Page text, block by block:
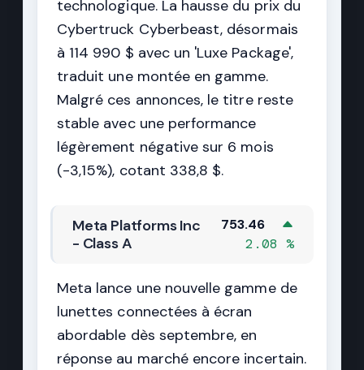
technologique. La hausse du prix du
Cybertruck Cyberbeast, désormais
à 114 990 $ avec un 'Luxe Package',
traduit une montée en gamme.
Malgré ces annonces, le titre reste
stable avec une performance
légèrement négative sur 6 mois
(-3,15%), cotant 338,8 $.
Meta Platforms Inc
- Class A
753.46
2.08 %
Meta lance une nouvelle gamme de
lunettes connectées à écran
abordable dès septembre, en
réponse au marché encore incertain.